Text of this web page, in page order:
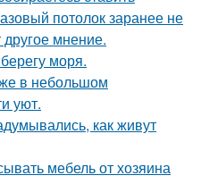
потолок заранее не
другое мнение.
моря.
в небольшом
уют.
как живут
мебель от хозяина